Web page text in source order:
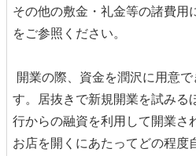
その他の敷金・礼金等の諸費用
をご参照ください。
開業の際、資金を潤沢に用意
す。居抜きで新規開業を試みる
行からの融資を利用して開業さ
お店を開くにあたってどの程度